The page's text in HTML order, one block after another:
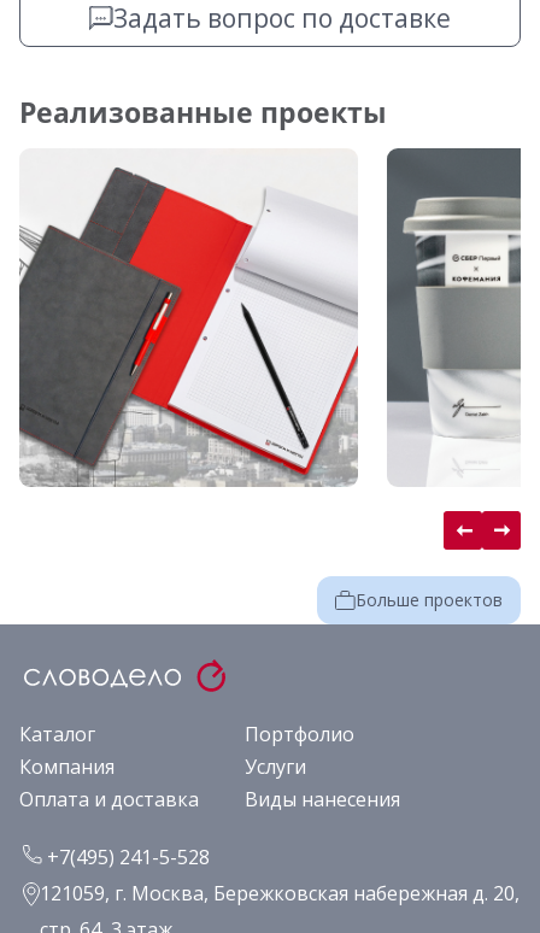
Задать вопрос по доставке
Реализованные проекты
Больше проектов
Каталог
Портфолио
Компания
Услуги
Оплата и доставка
Виды нанесения
+7(495) 241-5-528
121059, г. Москва, Бережковская набережная д. 20,